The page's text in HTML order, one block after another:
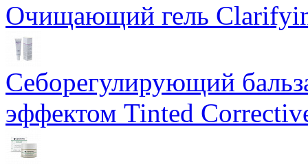
Очищающий гель
Себорегулирующий
эффектом Tinted